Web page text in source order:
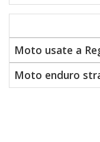
Moto usate a
Moto enduro